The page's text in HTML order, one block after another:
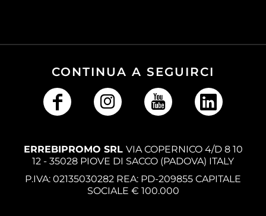
CONTINUA A SEGUIRCI
ERREBIPROMO SRL VIA COPERNICO 4/D 8 10
12 - 35028 PIOVE DI SACCO (PADOVA) ITALY
P.IVA: 02135030282 REA: PD-209855 CAPITALE
SOCIALE € 100.000